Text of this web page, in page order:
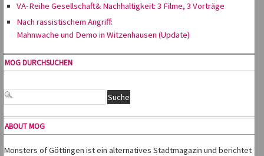
VA-Reihe Gesellschaft& Nachhaltigkeit: 3 Filme, 3 Vorträge
Nach rassistischem Angriff:
Mahnwache und Demo in Witzenhausen (Update)
MOG DURCHSUCHEN
ABOUT MOG
Monsters of Göttingen ist ein alternatives Stadtmagazin und berichtet